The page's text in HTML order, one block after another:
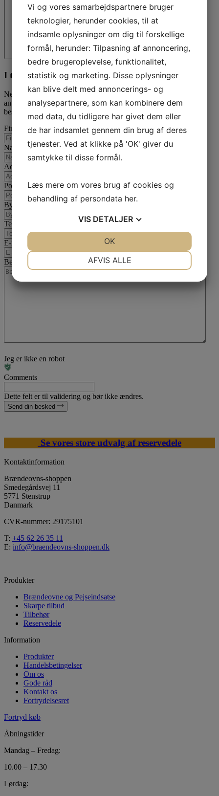
I tvivl? Kontakt os i dag
Nedenfor kan du kontakte os. Den følgende kontaktformular kan
anvendes til alle spørgsmål som du ikke har fået svar på her. Vi
bestræber os på at besvare alle henvendelser indenfor 24 timer.
Firmanavn
Navn
Adresse
Postnummer
By
Telefon
E-mail
Besked
Jeg er ikke en robot
Comments
Dette felt er til validering og bør ikke ændres.
Send din besked
Se vores store udvalg af reservedele
Kontaktinformation
Brændeovns-shoppen
Smedegårdsvej 11
5771 Stenstrup
Danmark
CVR-nummer: 29175101
T: +45 62 26 35 11
E: info@braendeovns-shoppen.dk
Produkter
Brændeovne og Pejseindsatse
Skarpe tilbud
Tilbehør
Reservedele
Information
Produkter
Handelsbetingelser
Om os
Gode råd
Kontakt os
Fortrydelsesret
Fortryd køb
Åbningstider
Mandag – Fredag:
10.00 – 17.30
Lørdag:
Vi og vores samarbejdspartnere bruger
teknologier, herunder cookies, til at
indsamle oplysninger om dig til forskellige
formål, herunder: Tilpasning af annoncering,
bedre brugeroplevelse, funktionalitet,
statistik og marketing. Disse oplysninger
kan blive delt med annoncerings- og
analysepartnere, som kan kombinere dem
med data, du tidligere har givet dem eller
de har indsamlet gennem din brug af deres
tjenester. Ved at klikke på 'OK' giver du
samtykke til disse formål.
Læs mere om vores brug af cookies og
behandling af persondata her.
VIS DETALJER
AFVIS ALLE
OK